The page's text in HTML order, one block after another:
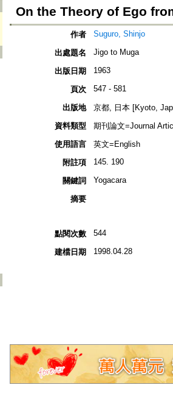
On the Theory of Ego
作者 Suguro, Shinjo
出處題名 Jigo to Muga
出版日期 1963
頁次 547 - 581
出版地
京都, 日本 [Kyoto,
資料類型
期刊論文=Journal
使用語言
英文=English
附註項
145. 190
關鍵詞 Yogacara
摘要
點閱次數 544
建檔日期 1998.04.28